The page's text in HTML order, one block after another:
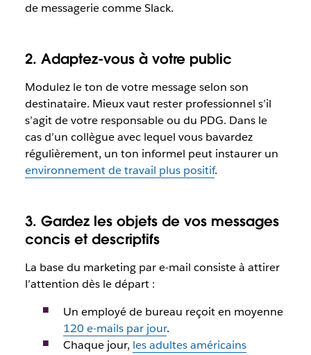
de messagerie comme Slack.
2. Adaptez-vous à votre public
Modulez le ton de votre message selon son
destinataire. Mieux vaut rester professionnel s’il
s’agit de votre responsable ou du PDG. Dans le
cas d’un collègue avec lequel vous bavardez
régulièrement, un ton informel peut instaurer un
environnement de travail plus positif.
3. Gardez les objets de vos messages
concis et descriptifs
La base du marketing par e-mail consiste à attirer
l’attention dès le départ :
Un employé de bureau reçoit en moyenne
120 e-mails par jour.
Chaque jour, les adultes américains